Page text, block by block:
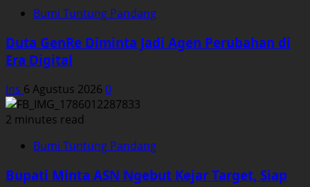
Bumi Tuntung Pandang
Duta GenRe Diminta Jadi Agen Perubahan di
Era Digital
Ins 6 Agustus 2026 0
2 minutes read
Bumi Tuntung Pandang
Bupati Minta ASN Ngebut Kejar Target, Siap